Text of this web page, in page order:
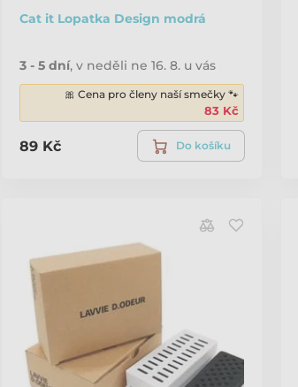
Cat it Lopatka Design modrá
3 - 5 dní, v neděli ne 16. 8. u vás
🎀 Cena pro členy naší smečky 🐾
83 Kč
89 Kč Do košíku